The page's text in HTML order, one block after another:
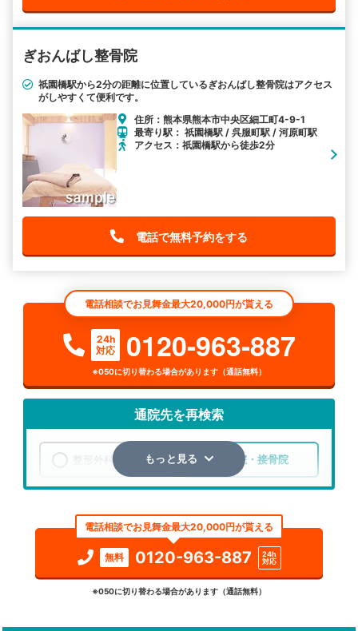
ぎおんばし整骨院
祇園橋駅から2分の距離に位置しているぎおんばし整骨院はアクセス
がしやすくて便利です。
住所：熊本県熊本市中央区細工町4-9-1
最寄り駅： 祇園橋駅 / 呉服町駅 / 河原町駅
アクセス：祇園橋駅から徒歩2分
電話で無料予約をする
電話相談でお見舞金最大20,000円が貰える
24h
対応
0120-963-887
※050に切り替わる場合があります（通話無料）
通院先を再検索
整形外科 整骨院・接骨院
検索する
詳細条件で絞り込む
もっと見る
電話相談でお見舞金最大20,000円が貰える
無料 0120-963-887
24h
対応
※050に切り替わる場合があります（通話無料）